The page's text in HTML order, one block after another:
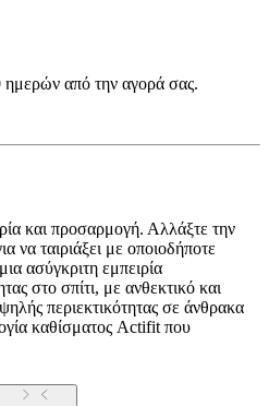
ημερών από την αγορά σας.
και προσαρμογή. Αλλάξτε την
να ταιριάξει με οποιοδήποτε
ασύγκριτη εμπειρία
στο σπίτι, με ανθεκτικό και
περιεκτικότητας σε άνθρακα
καθίσματος Actifit που